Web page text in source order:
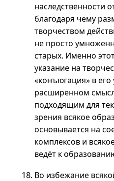
наследственности
благодаря чему
творчеством
не просто
старых. Именно
указание на
«конъюгация» в
расширенном
подходящим для
зрения всякое
основывается на
комплексов и
ведёт к
Во избежание